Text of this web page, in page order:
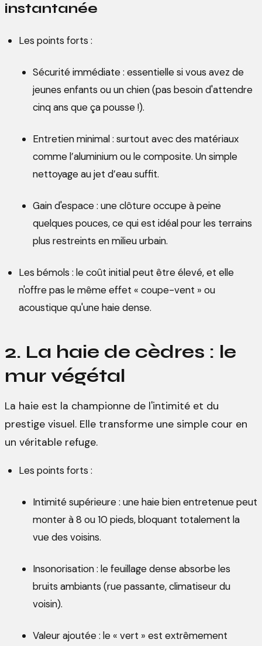
instantanée
Les points forts :
Sécurité immédiate : essentielle si vous avez de
jeunes enfants ou un chien (pas besoin d'attendre
cinq ans que ça pousse !).
Entretien minimal : surtout avec des matériaux
comme l’aluminium ou le composite. Un simple
nettoyage au jet d’eau suffit.
Gain d'espace : une clôture occupe à peine
quelques pouces, ce qui est idéal pour les terrains
plus restreints en milieu urbain.
Les bémols : le coût initial peut être élevé, et elle
n'offre pas le même effet « coupe-vent » ou
acoustique qu'une haie dense.
2. La haie de cèdres : le
mur végétal
La haie est la championne de l'intimité et du
prestige visuel. Elle transforme une simple cour en
un véritable refuge.
Les points forts :
Intimité supérieure : une haie bien entretenue peut
monter à 8 ou 10 pieds, bloquant totalement la
vue des voisins.
Insonorisation : le feuillage dense absorbe les
bruits ambiants (rue passante, climatiseur du
voisin).
Valeur ajoutée : le « vert » est extrêmement